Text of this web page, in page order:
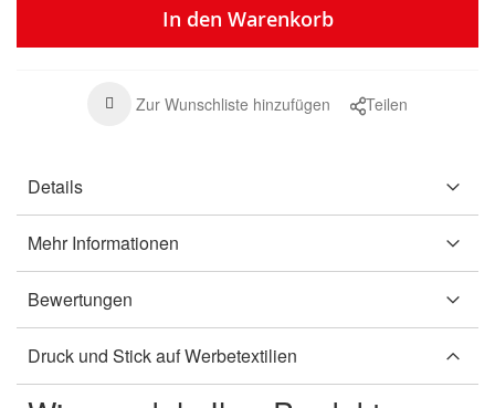
In den Warenkorb
Zur Wunschliste hinzufügen Teilen
Details
Mehr Informationen
Bewertungen
Druck und Stick auf Werbetextilien